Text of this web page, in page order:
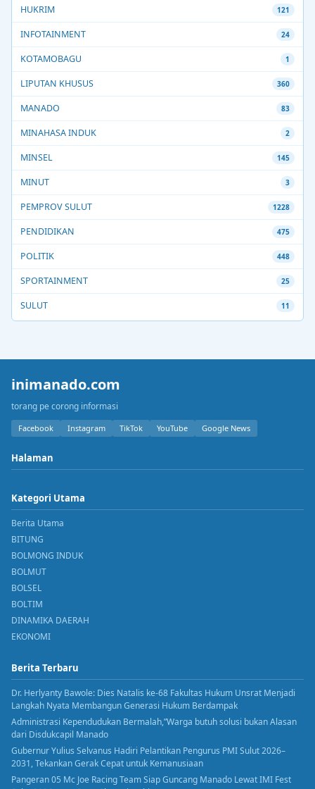
HUKRIM 121
INFOTAINMENT 24
KOTAMOBAGU 1
LIPUTAN KHUSUS 360
MANADO 83
MINAHASA INDUK 2
MINSEL 145
MINUT 3
PEMPROV SULUT 1228
PENDIDIKAN 475
POLITIK 448
SPORTAINMENT 25
SULUT 11
inimanado.com
torang pe corong informasi
Facebook Instagram TikTok YouTube Google News
Halaman
Kategori Utama
Berita Utama
BITUNG
BOLMONG INDUK
BOLMUT
BOLSEL
BOLTIM
DINAMIKA DAERAH
EKONOMI
Berita Terbaru
Dr. Herlyanty Bawole: Dies Natalis ke-68 Fakultas Hukum Unsrat Menjadi
Langkah Nyata Membangun Generasi Hukum Berdampak
Administrasi Kependudukan Bermalah,”Warga butuh solusi bukan Alasan
dari Disdukcapil Manado
Gubernur Yulius Selvanus Hadiri Pelantikan Pengurus PMI Sulut 2026–
2031, Tekankan Gerak Cepat untuk Kemanusiaan
Pangeran 05 Mc Joe Racing Team Siap Guncang Manado Lewat IMI Fest